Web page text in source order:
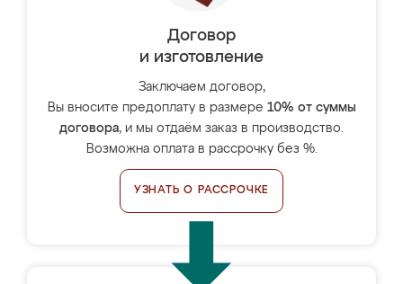
Договор
и изготовление
Заключаем договор,
Вы вносите предоплату в размере 10% от суммы
договора, и мы отдаём заказ в производство.
Возможна оплата в рассрочку без %.
УЗНАТЬ О РАССРОЧКЕ